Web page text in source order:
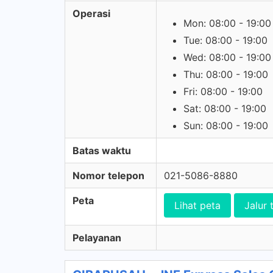
Operasi
Mon: 08:00 - 19:00
Tue: 08:00 - 19:00
Wed: 08:00 - 19:00
Thu: 08:00 - 19:00
Fri: 08:00 - 19:00
Sat: 08:00 - 19:00
Sun: 08:00 - 19:00
Batas waktu
Nomor telepon 021-5086-8880
Peta Lihat peta Jalur
Pelayanan